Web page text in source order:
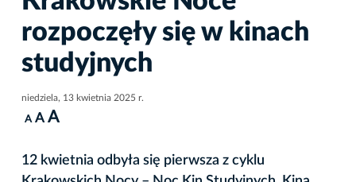
rozpoczęły się w kinach
studyjnych
niedziela, 13 kwietnia 2025 r.
A A A
12 kwietnia odbyła się pierwsza z cyklu